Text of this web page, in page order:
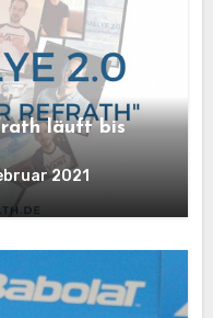
läuft bis
2021